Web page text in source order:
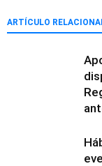
ARTÍCULO